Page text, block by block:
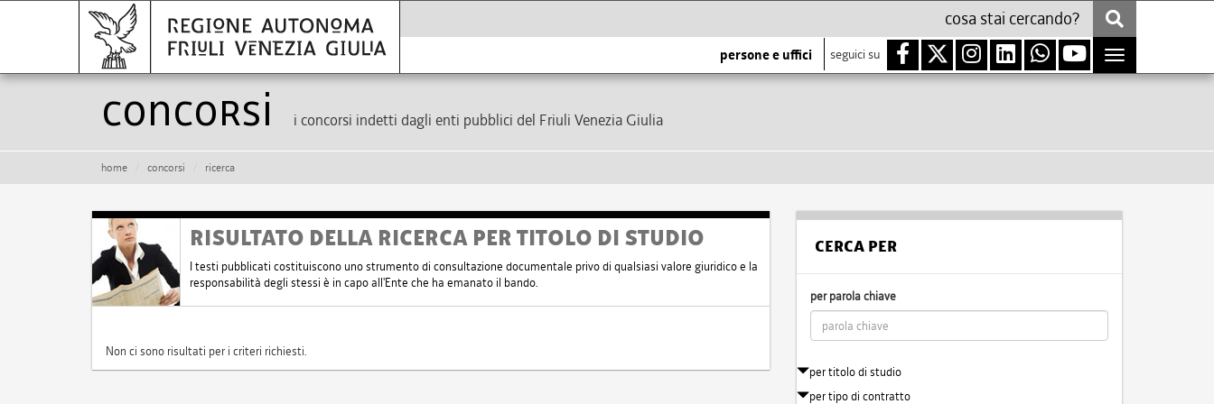
persone e uffici seguici su
Toggle
navigation
Concorsi i concorsi indetti dagli enti pubblici del Friuli Venezia Giulia
home concorsi ricerca
RISULTATO DELLA RICERCA PER TITOLO DI STUDIO
I testi pubblicati costituiscono uno strumento di consultazione documentale privo di qualsiasi valore giuridico e la
responsabilità degli stessi è in capo all'Ente che ha emanato il bando.
Non ci sono risultati per i criteri richiesti.
CERCA PER
per parola chiave
per titolo di studio
per tipo di contratto